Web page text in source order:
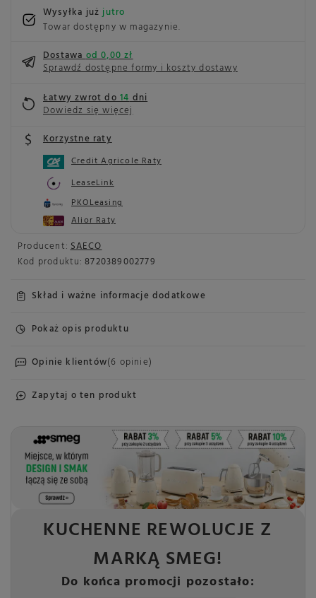
Producent: SAECO
Kod produktu: 8720389002779
Skład i ważne informacje dodatkowe
Pokaż opis produktu
Opinie klientów(6 opinie)
Zapytaj o ten produkt
Wysyłka jużjutro
Towar dostępny w magazynie
Dostawaod 0,00 zł
Sprawdź dostępne formy i koszty dostawy
Łatwy zwrot do14dni
Dowiedz się więcej
Korzystne raty
Credit Agricole Raty
LeaseLink
PKOLeasing
Alior Raty
KUCHENNE REWOLUCJE Z
MARKĄ SMEG!
Do końca promocji pozostało: